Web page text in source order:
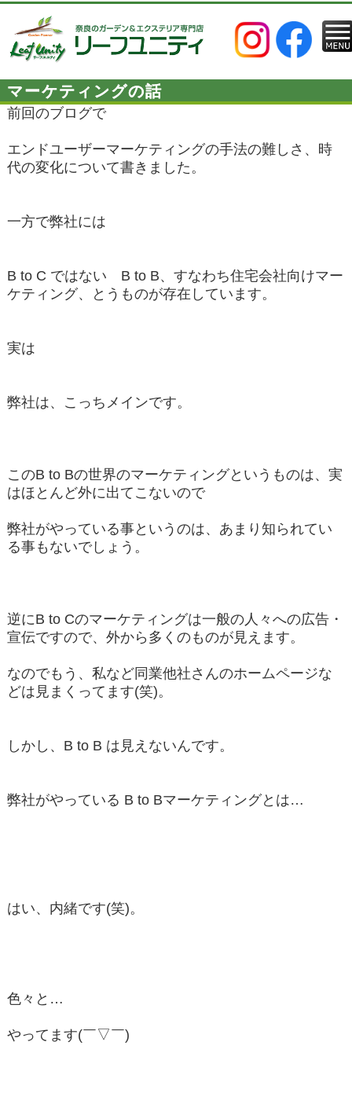
マーケティングの話
前回のブログで
エンドユーザーマーケティングの手法の難しさ、時
代の変化について書きました。
一方で弊社には
B to C ではない B to B、すなわち住宅会社向けマー
ケティング、とうものが存在しています。
実は
弊社は、こっちメインです。
このB to Bの世界のマーケティングというものは、実
はほとんど外に出てこないので
弊社がやっている事というのは、あまり知られてい
る事もないでしょう。
逆にB to Cのマーケティングは一般の人々への広告・
宣伝ですので、外から多くのものが見えます。
なのでもう、私など同業他社さんのホームページな
どは見まくってます(笑)。
しかし、B to B は見えないんです。
弊社がやっている B to Bマーケティングとは…
はい、内緒です(笑)。
色々と…
やってます(￣▽￣)